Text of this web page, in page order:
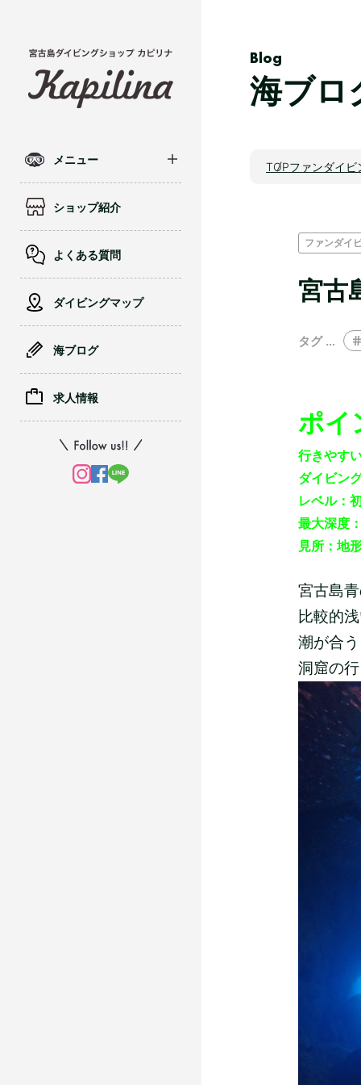
メニュー
ショップ紹介
よくある質問
ダイビングマップ
海ブログ
求人情報
Blog
海ブロ
TOPファンダイビ
ファンダイ
宮古
タグ …
ポ
行きやす
ダイビン
レベル：
最大深度
見所：地
宮古島
比較的
潮が合
洞窟の